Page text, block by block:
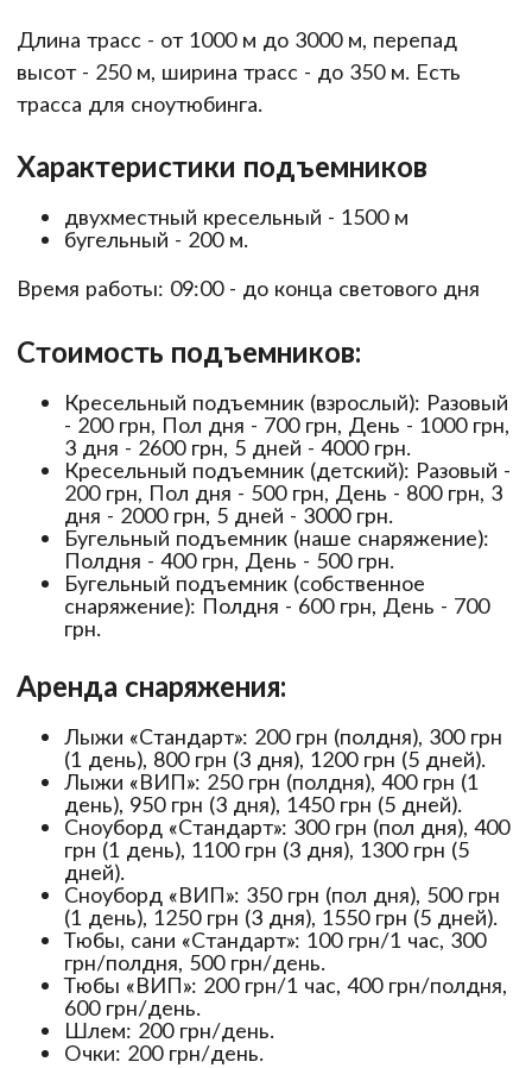
Длина трасс - от 1000 м до 3000 м, перепад
высот - 250 м, ширина трасс - до 350 м. Есть
трасса для сноутюбинга.
Характеристики подъемников
двухместный кресельный - 1500 м
бугельный - 200 м.
Время работы: 09:00 - до конца светового дня
Стоимость подъемников:
Кресельный подъемник (взрослый): Разовый
- 200 грн, Пол дня - 700 грн, День - 1000 грн,
3 дня - 2600 грн, 5 дней - 4000 грн.
Кресельный подъемник (детский): Разовый -
200 грн, Пол дня - 500 грн, День - 800 грн, 3
дня - 2000 грн, 5 дней - 3000 грн.
Бугельный подъемник (наше снаряжение):
Полдня - 400 грн, День - 500 грн.
Бугельный подъемник (собственное
снаряжение): Полдня - 600 грн, День - 700
грн.
Аренда снаряжения:
Лыжи «Стандарт»: 200 грн (полдня), 300 грн
(1 день), 800 грн (3 дня), 1200 грн (5 дней).
Лыжи «ВИП»: 250 грн (полдня), 400 грн (1
день), 950 грн (3 дня), 1450 грн (5 дней).
Сноуборд «Стандарт»: 300 грн (пол дня), 400
грн (1 день), 1100 грн (3 дня), 1300 грн (5
дней).
Сноуборд «ВИП»: 350 грн (пол дня), 500 грн
(1 день), 1250 грн (3 дня), 1550 грн (5 дней).
Тюбы, сани «Стандарт»: 100 грн/1 час, 300
грн/полдня, 500 грн/день.
Тюбы «ВИП»: 200 грн/1 час, 400 грн/полдня,
600 грн/день.
Шлем: 200 грн/день.
Очки: 200 грн/день.